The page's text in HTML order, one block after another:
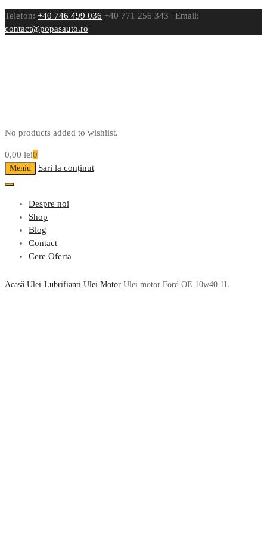
Telefon: +40 746 499 036 +40 771 256 343 | Email:
contact@popasauto.ro
No products added to wishlist.
0,00 lei0
Meniu Sari la conținut
Despre noi
Shop
Blog
Contact
Cere Oferta
Acasă Ulei-Lubrifianti Ulei Motor Ulei motor Ford OE 10w40 1L